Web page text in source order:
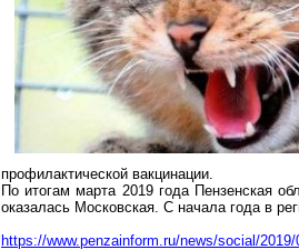
профилактической вакцинации.
По итогам марта 2019 года Пензенская
оказалась Московская. С начала года в
https://www.penzainform.ru/news/social/